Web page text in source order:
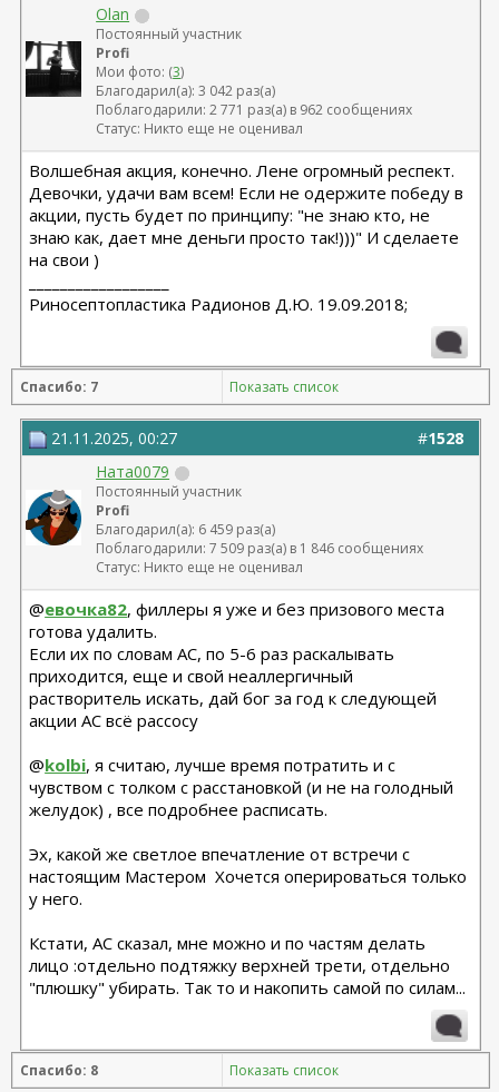
Olan
Постоянный участник
Profi
Мои фото: (3)
Благодарил(а): 3 042 раз(а)
Поблагодарили: 2 771 раз(а) в 962 сообщениях
Статус: Никто еще не оценивал
Волшебная акция, конечно. Лене огромный респект.
Девочки, удачи вам всем! Если не одержите победу в
акции, пусть будет по принципу: "не знаю кто, не
знаю как, дает мне деньги просто так!)))" И сделаете
на свои )
Риносептопластика Радионов Д.Ю. 19.09.2018;
Спасибо: 7 Показать список
#1528
21.11.2025, 00:27
Ната0079
Постоянный участник
Profi
Благодарил(а): 6 459 раз(а)
Поблагодарили: 7 509 раз(а) в 1 846 сообщениях
Статус: Никто еще не оценивал
@евочка82, филлеры я уже и без призового места
готова удалить.
Если их по словам АС, по 5-6 раз раскалывать
приходится, еще и свой неаллергичный
растворитель искать, дай бог за год к следующей
акции АС всё рассосу
@kolbi, я считаю, лучше время потратить и с
чувством с толком с расстановкой (и не на голодный
желудок) , все подробнее расписать.
Эх, какой же светлое впечатление от встречи с
настоящим Мастером Хочется оперироваться только
у него.
Кстати, АС сказал, мне можно и по частям делать
лицо :отдельно подтяжку верхней трети, отдельно
"плюшку" убирать. Так то и накопить самой по силам...
Спасибо: 8 Показать список